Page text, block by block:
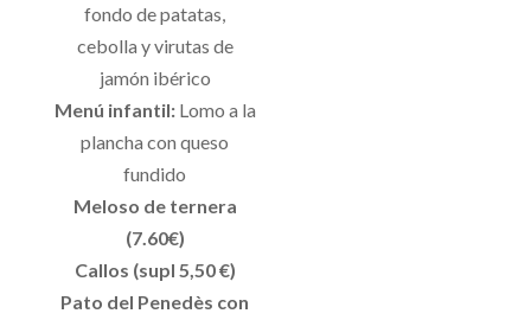
fondo de patatas,
cebolla y virutas de
jamón ibérico
Menú infantil: Lomo a la
plancha con queso
fundido
Meloso de ternera
(7.60€)
Callos (supl 5,50 €)
Pato del Penedès con